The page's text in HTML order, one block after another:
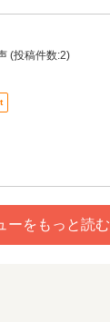
(投稿件数:2)
ーをもっと読む